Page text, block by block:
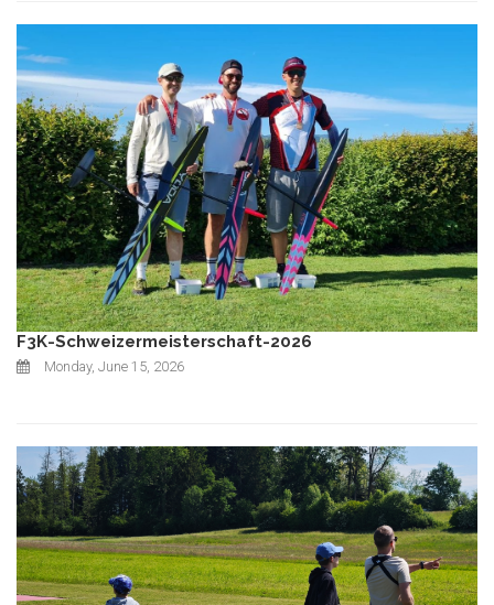
F3K-Schweizermeisterschaft-2026
Monday, June 15, 2026